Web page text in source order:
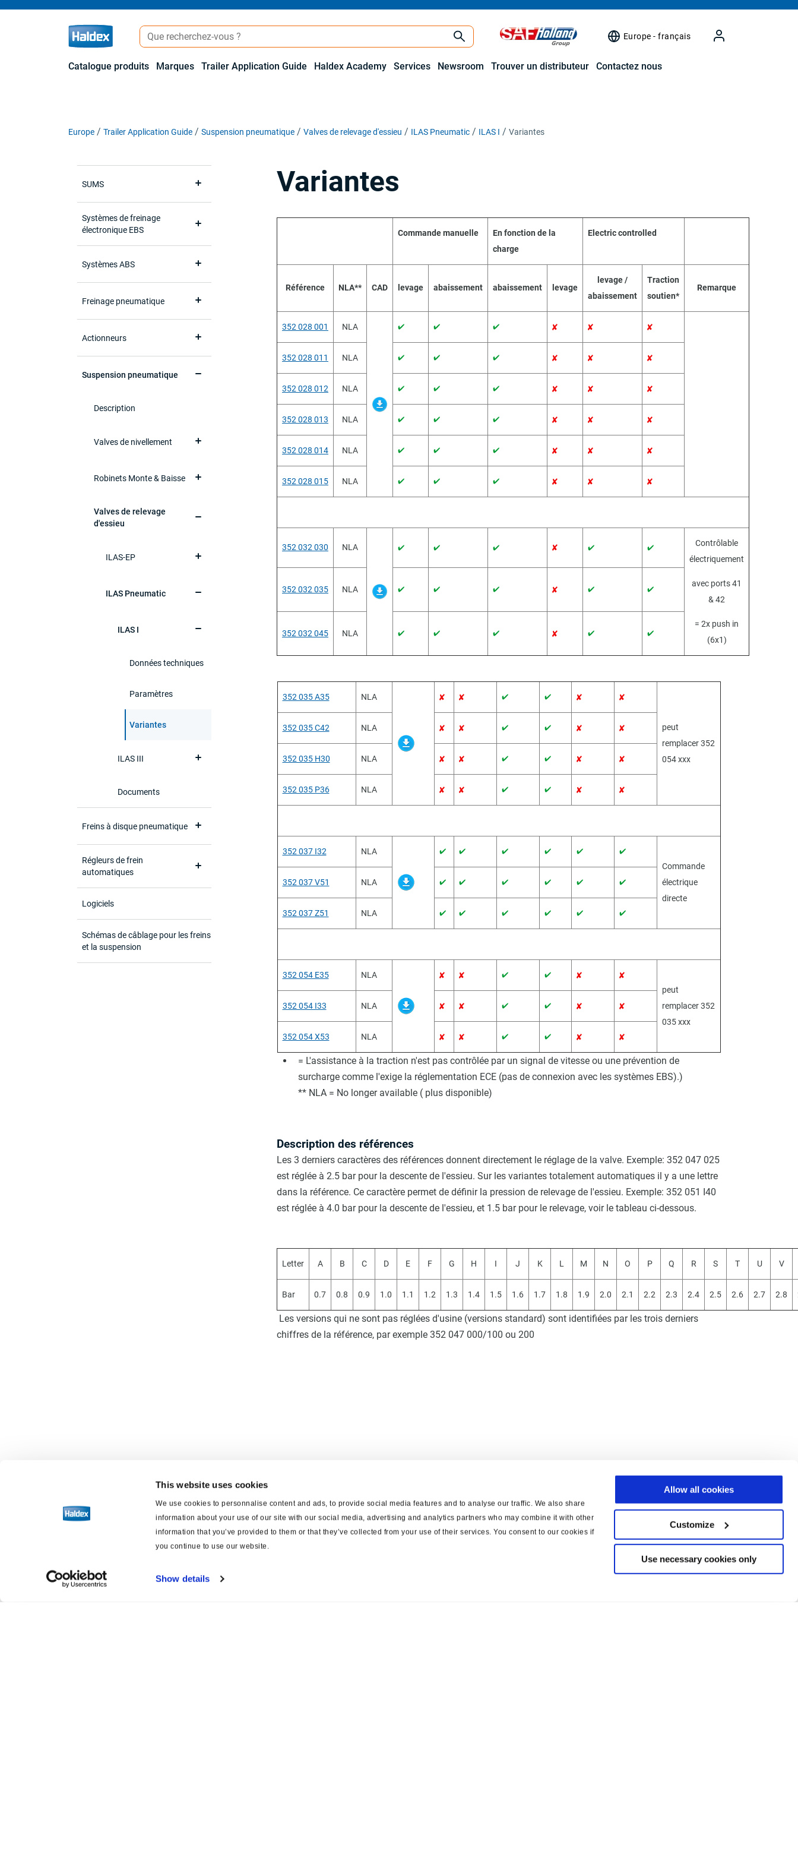
This website uses cookies
We use cookies to personnalise content and ads, to provide social media features and to analyse our traffic. We also share
information about your use of our site with our social media, advertising and analytics partners who may combine it with other
information that you’ve provided to them or that they’ve collected from your use of their services. You consent to our cookies if
you continue to use our website.
Show details
Allow all cookies
Customize
Use necessary cookies only
Europe - français
Catalogue produits Marques Trailer Application Guide Haldex Academy Services Newsroom Trouver un distributeur Contactez nous
Europe Trailer Application Guide Suspension pneumatique Valves de relevage d'essieu ILAS Pneumatic ILAS I Variantes
SUMS
Systèmes de freinage
électronique EBS
Systèmes ABS
Freinage pneumatique
Actionneurs
Suspension pneumatique
Description
Valves de nivellement
Robinets Monte & Baisse
Valves de relevage
d'essieu
ILAS-EP
ILAS Pneumatic
ILAS I
Données techniques
Paramètres
Variantes
ILAS III
Documents
Freins à disque pneumatique
Régleurs de frein
automatiques
Logiciels
Schémas de câblage pour les freins
et la suspension
Variantes
Commande manuelle
En fonction de la
charge
Electric controlled
Référence NLA** CAD levage abaissement abaissement levage
levage /
abaissement
Traction
soutien*
Remarque
352 028 001 NLA
352 028 011 NLA
352 028 012 NLA
352 028 013 NLA
352 028 014 NLA
352 028 015 NLA
352 032 030 NLA
Contrôlable
électriquement
avec ports 41
& 42
= 2x push in
(6x1)
352 032 035 NLA
352 032 045 NLA
352 035 A35 NLA
peut
remplacer 352
054 xxx
352 035 C42 NLA
352 035 H30 NLA
352 035 P36 NLA
352 037 I32
NLA
Commande
électrique
directe
352 037 V51 NLA
352 037 Z51 NLA
352 054 E35
NLA
peut
remplacer 352
035 xxx
352 054 I33 NLA
352 054 X53 NLA
= L'assistance à la traction n'est pas contrôlée par un signal de vitesse ou une prévention de
surcharge comme l'exige la réglementation ECE (pas de connexion avec les systèmes EBS).)
** NLA = No longer available ( plus disponible)
Description des références
Les 3 derniers caractères des références donnent directement le réglage de la valve. Exemple: 352 047 025
est réglée à 2.5 bar pour la descente de l'essieu. Sur les variantes totalement automatiques il y a une lettre
dans la référence. Ce caractère permet de définir la pression de relevage de l'essieu. Exemple: 352 051 I40
est réglée à 4.0 bar pour la descente de l'essieu, et 1.5 bar pour le relevage, voir le tableau ci-dessous.
Letter A B C D E F G H I J K L M N O P Q R S T U V
Bar 0.7 0.8 0.9 1.0 1.1 1.2 1.3 1.4 1.5 1.6 1.7 1.8 1.9 2.0 2.1 2.2 2.3 2.4 2.5 2.6 2.7 2.8
Les versions qui ne sont pas réglées d'usine (versions standard) sont identifiées par les trois derniers
chiffres de la référence, par exemple 352 047 000/100 ou 200